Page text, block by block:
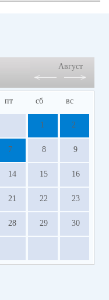
Август
пт сб вс
1 2
7 8 9
14 15 16
21 22 23
28 29 30